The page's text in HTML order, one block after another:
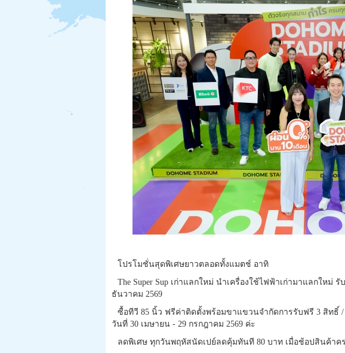
โปรโมชั่นสุดพิเศษยาวตลอดทั้งแมตช์ อาทิ
The Super Sup เก่าแลกใหม่ นำเครื่องใช้ไฟฟ้าเก่ามาแลกใหม่
ธันวาคม 2569
ซื้อทีวี 85 นิ้ว ฟรีค่าติดตั้งพร้อมขาแขวนจำกัดการรับฟรี 3 สิทธิ์
วันที่ 30 เมษายน - 29 กรกฎาคม 2569 ค่ะ
ลดพิเศษ ทุกวันพฤหัสนัดเปย์ลดคุ้มทันที 80 บาท เมื่อช้อปสินค้าค